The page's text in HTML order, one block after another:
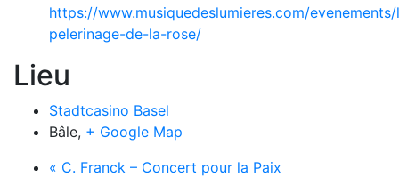
https://www.musiquedeslumieres.com/
pelerinage-de-la-rose/
Lieu
Stadtcasino Basel
Bâle, + Google Map
« C. Franck – Concert pour la Paix